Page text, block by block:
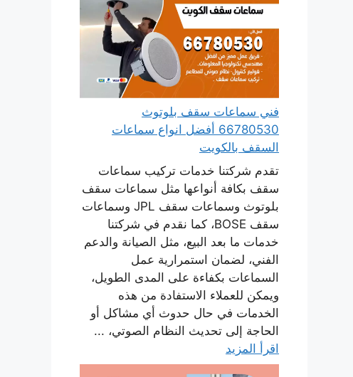
فني سماعات سقف بلوتوث
66780530 أفضل انواع سماعات
السقف بالكويت
تقدم شركتنا خدمات تركيب سماعات
سقف بكافة أنواعها مثل سماعات سقف
بلوتوث وسماعات سقف JPL وسماعات
سقف BOSE، كما نقدم في شركتنا
خدمات ما بعد البيع، مثل الصيانة والدعم
الفني، لضمان استمرارية عمل
السماعات بكفاءة على المدى الطويل،
ويمكن للعملاء الاستفادة من هذه
الخدمات في حال حدوث أي مشاكل أو
الحاجة إلى تحديث النظام الصوتي، ...
اقرأ المزيد